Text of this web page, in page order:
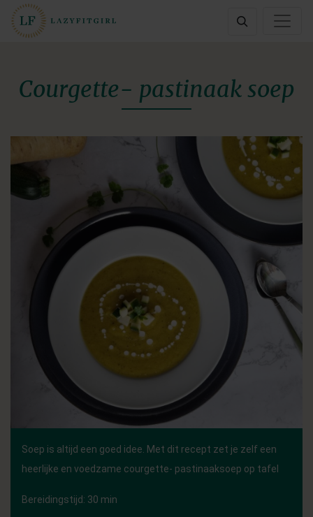
Courgette- pastinaak soep
Soep is altijd een goed idee. Met dit recept zet je zelf een
heerlijke en voedzame courgette- pastinaaksoep op tafel
Bereidingstijd: 30 min